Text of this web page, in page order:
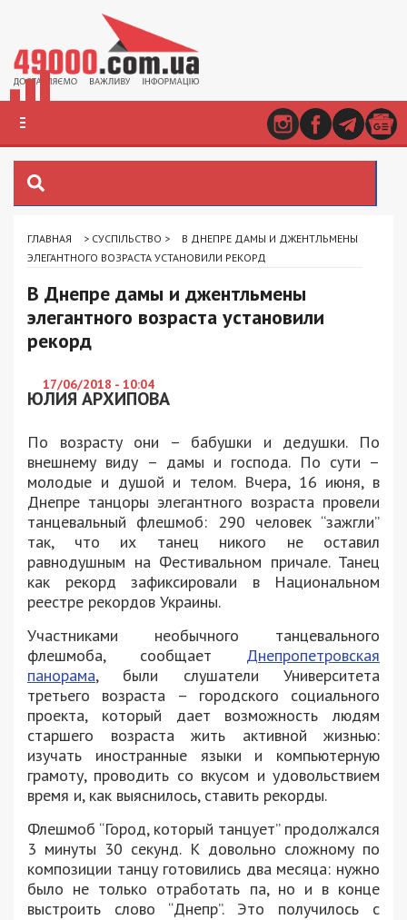
ГЛАВНАЯ > СУСПІЛЬСТВО >
В ДНЕПРЕ ДАМЫ И ДЖЕНТЛЬМЕНЫ
ЭЛЕГАНТНОГО ВОЗРАСТА УСТАНОВИЛИ РЕКОРД
В Днепре дамы и джентльмены
элегантного возраста установили
рекорд
17/06/2018 - 10:04
ЮЛИЯ АРХИПОВА
По возрасту они – бабушки и дедушки. По
внешнему виду – дамы и господа. По сути –
молодые и душой и телом. Вчера, 16 июня, в
Днепре танцоры элегантного возраста провели
танцевальный флешмоб: 290 человек “зажгли”
так, что их танец никого не оставил
равнодушным на Фестивальном причале. Танец
как рекорд зафиксировали в Национальном
реестре рекордов Украины.
Участниками необычного танцевального
флешмоба, сообщает Днепропетровская
панорама, были слушатели Университета
третьего возраста – городского социального
проекта, который дает возможность людям
старшего возраста жить активной жизнью:
изучать иностранные языки и компьютерную
грамоту, проводить со вкусом и удовольствием
время и, как выяснилось, ставить рекорды.
Флешмоб “Город, который танцует” продолжался
3 минуты 30 секунд. К довольно сложному по
композиции танцу готовились два месяца: нужно
было не только отработать па, но и в конце
выстроить слово “Днепр”. Это получилось с